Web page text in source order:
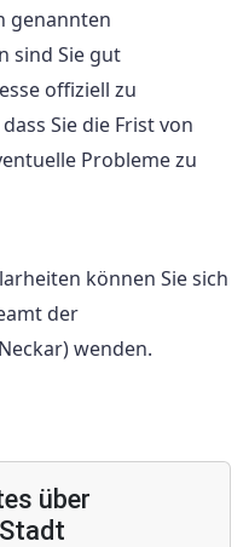
genannten
sind Sie gut
offiziell zu
Sie die Frist von
Probleme zu
können Sie sich
der
wenden.
über